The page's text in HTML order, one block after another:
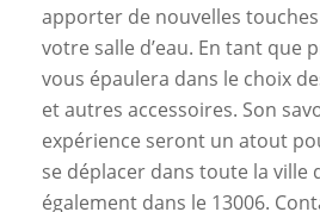
apporter de nouvelles
votre salle d’eau. En tant que
vous épaulera dans le choix
et autres accessoires. Son
expérience seront un atout
se déplacer dans toute la ville
également dans le 13006.